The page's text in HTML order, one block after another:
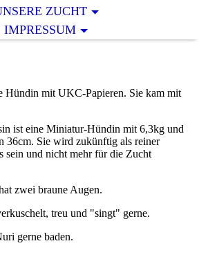
ZUCHT
IMPRESSUM
Hündin mit UKC-Papieren. Sie kam mit
ist eine Miniatur-Hündin mit 6,3kg und
36cm. Sie wird zukünftig als reiner
sein und nicht mehr für die Zucht
zwei braune Augen.
treu und "singt" gerne.
gerne baden.